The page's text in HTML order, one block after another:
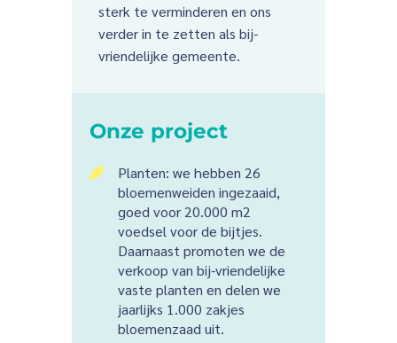
sterk te verminderen en ons
verder in te zetten als bij-
vriendelijke gemeente.
Onze project
5
Planten: we hebben 26
bloemenweiden ingezaaid,
goed voor 20.000 m2
voedsel voor de bijtjes.
Daarnaast promoten we de
verkoop van bij-vriendelijke
vaste planten en delen we
jaarlijks 1.000 zakjes
bloemenzaad uit.